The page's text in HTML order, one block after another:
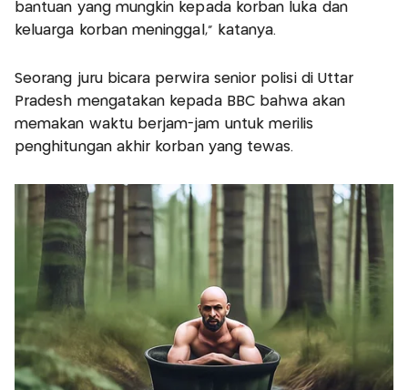
bantuan yang mungkin kepada korban luka dan
keluarga korban meninggal,” katanya.
Seorang juru bicara perwira senior polisi di Uttar
Pradesh mengatakan kepada BBC bahwa akan
memakan waktu berjam-jam untuk merilis
penghitungan akhir korban yang tewas.